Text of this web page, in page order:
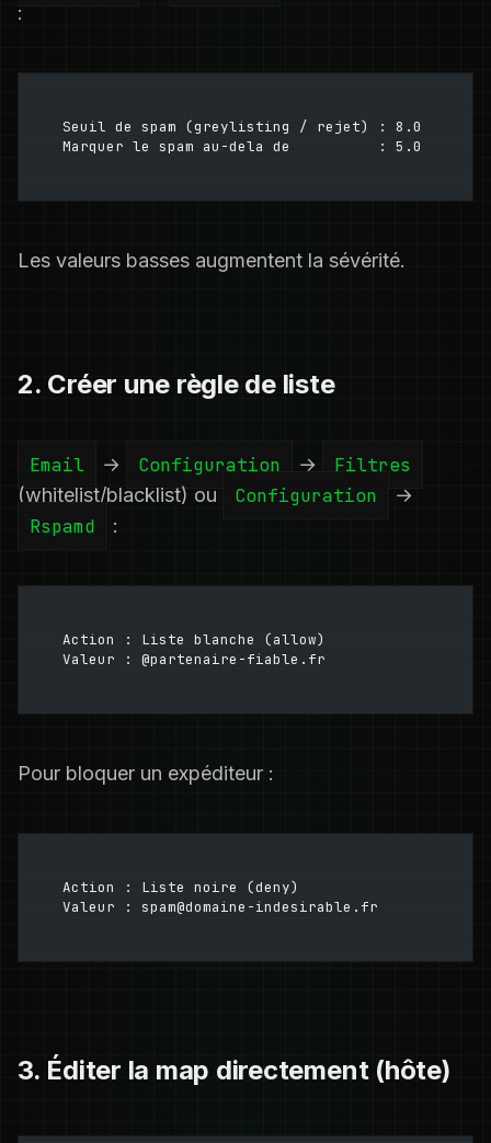
:
Seuil de spam (greylisting / rejet) : 8.0
Marquer le spam au-dela de          : 5.0
Les valeurs basses augmentent la sévérité.
2. Créer une règle de liste
Email → Configuration → Filtres
(whitelist/blacklist) ou Configuration →
Rspamd :
Action : Liste blanche (allow)
Valeur : @partenaire-fiable.fr
Pour bloquer un expéditeur :
Action : Liste noire (deny)
Valeur : spam@domaine-indesirable.fr
3. Éditer la map directement (hôte)